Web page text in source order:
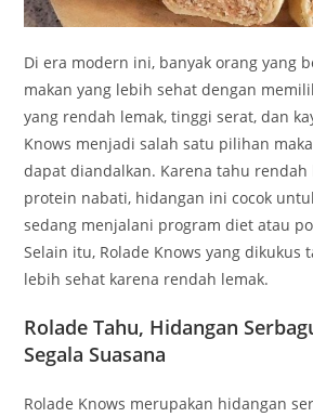
Di era modern ini, banyak orang yang
makan yang lebih sehat dengan
yang rendah lemak, tinggi serat, dan
Knows menjadi salah satu pilihan
dapat diandalkan. Karena tahu
protein nabati, hidangan ini cocok
sedang menjalani program diet atau
Selain itu, Rolade Knows yang dikukus
lebih sehat karena rendah lemak.
Rolade Tahu, Hidangan
Segala Suasana
Rolade Knows merupakan hidangan